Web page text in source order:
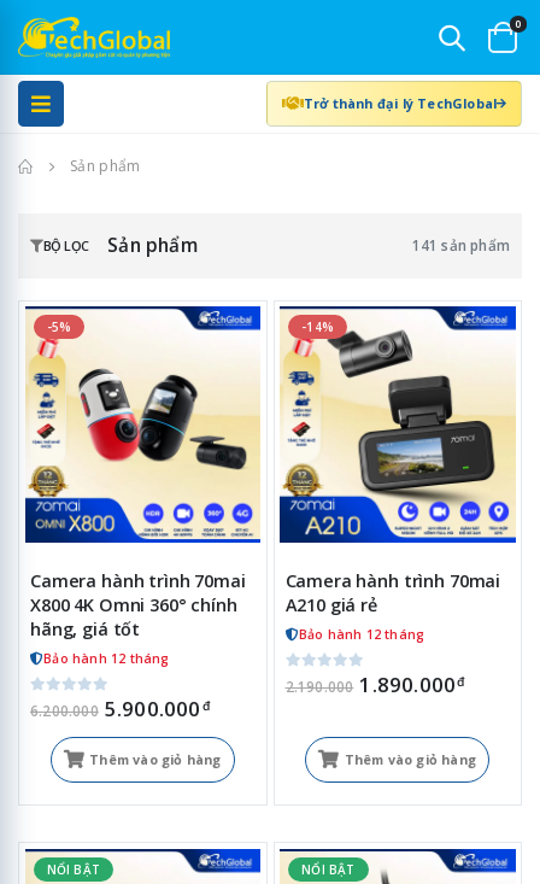
0
Trở thành đại lý TechGlobal
Trang chủSản phẩm
BỘ LỌC Sản phẩm 141 sản phẩm
-5%
Camera hành trình 70mai
X800 4K Omni 360° chính
hãng, giá tốt
Bảo hành 12 tháng
6.200.000 5.900.000 đ
Thêm vào giỏ hàng
-14%
Camera hành trình 70mai
A210 giá rẻ
Bảo hành 12 tháng
2.190.000 1.890.000đ
Thêm vào giỏ hàng
NỔI BẬT
NỔI BẬT